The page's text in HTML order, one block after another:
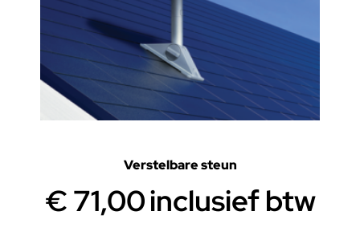
Verstelbare steun
€71,00inclusief btw